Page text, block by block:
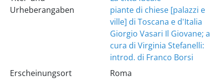
Urheberangaben
piante di chiese [palazzi e
ville] di Toscana e d'Italia
Giorgio Vasari Il Giovane; a
cura di Virginia Stefanelli:
introd. di Franco Borsi
Erscheinungsort
Roma